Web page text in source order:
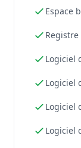
Espace
Logiciel
Logiciel
Logiciel
Logiciel